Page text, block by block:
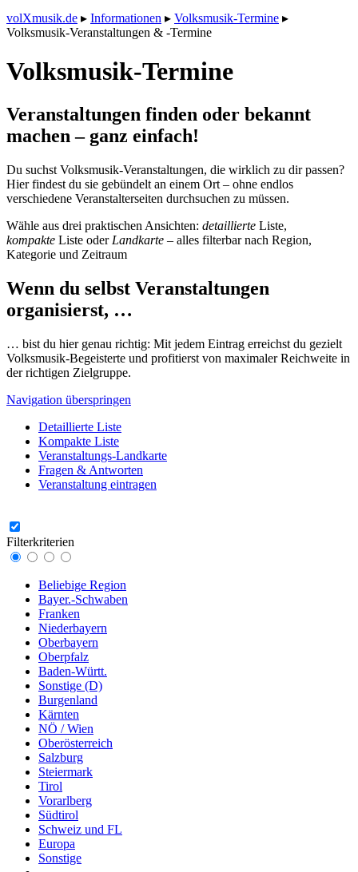
volXmusik.de ▸ Informationen ▸ Volksmusik-Termine ▸
Volksmusik-Veranstaltungen & -Termine
Volksmusik-Termine
Veranstaltungen finden oder bekannt
machen – ganz einfach!
Du suchst Volksmusik-Veranstaltungen, die wirklich zu dir passen?
Hier findest du sie gebündelt an einem Ort – ohne endlos
verschiedene Veranstalterseiten durchsuchen zu müssen.
Wähle aus drei praktischen Ansichten: detaillierte Liste,
kompakte Liste oder Landkarte – alles filterbar nach Region,
Kategorie und Zeitraum
Wenn du selbst Veranstaltungen
organisierst, …
… bist du hier genau richtig: Mit jedem Eintrag erreichst du gezielt
Volksmusik-Begeisterte und profitierst von maximaler Reichweite in
der richtigen Zielgruppe.
Navigation überspringen
Detaillierte Liste
Kompakte Liste
Veranstaltungs-Landkarte
Fragen & Antworten
Veranstaltung eintragen
Filterkriterien
Beliebige Region
Bayer.-Schwaben
Franken
Niederbayern
Oberbayern
Oberpfalz
Baden-Württ.
Sonstige (D)
Burgenland
Kärnten
NÖ / Wien
Oberösterreich
Salzburg
Steiermark
Tirol
Vorarlberg
Südtirol
Schweiz und FL
Europa
Sonstige